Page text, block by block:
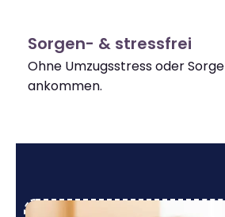
Sorgen- & stressfrei
Ohne Umzugsstress oder
ankommen.